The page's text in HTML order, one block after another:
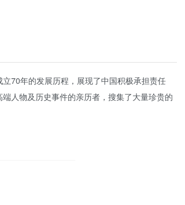
70年的发展历程，展现了中国积极承担责任
人物及历史事件的亲历者，搜集了大量珍贵的